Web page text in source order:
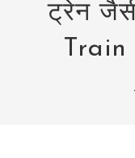
ट्रेन